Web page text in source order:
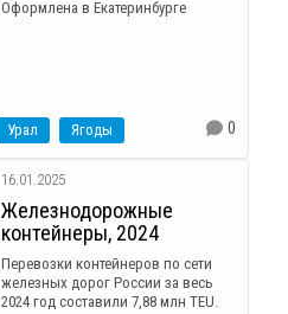
Оформлена в Екатеринбурге
Урал Ягоды 0
16.01.2025
Железнодорожные
контейнеры, 2024
Перевозки контейнеров по сети
железных дорог России за весь
2024 год составили 7,88 млн TEU.